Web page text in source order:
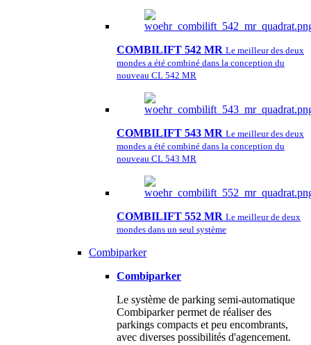
COMBILIFT 542 MR Le meilleur des deux
mondes a été combiné dans la conception du
nouveau CL 542 MR
COMBILIFT 543 MR Le meilleur des deux
mondes a été combiné dans la conception du
nouveau CL 543 MR
COMBILIFT 552 MR Le meilleur de deux
mondes dans un seul système
Combiparker
Combiparker
Le système de parking semi-automatique
Combiparker permet de réaliser des
parkings compacts et peu encombrants,
avec diverses possibilités d'agencement.